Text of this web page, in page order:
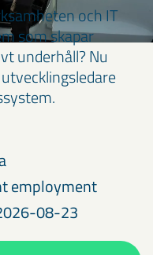
och IT
som skapar
underhåll? Nu
employment
08-23